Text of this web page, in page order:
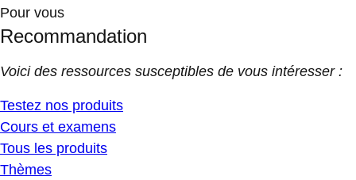
Pour vous
Recommandation
Voici des ressources susceptibles de vous intéresser :
Testez nos produits
Cours et examens
Tous les produits
Thèmes